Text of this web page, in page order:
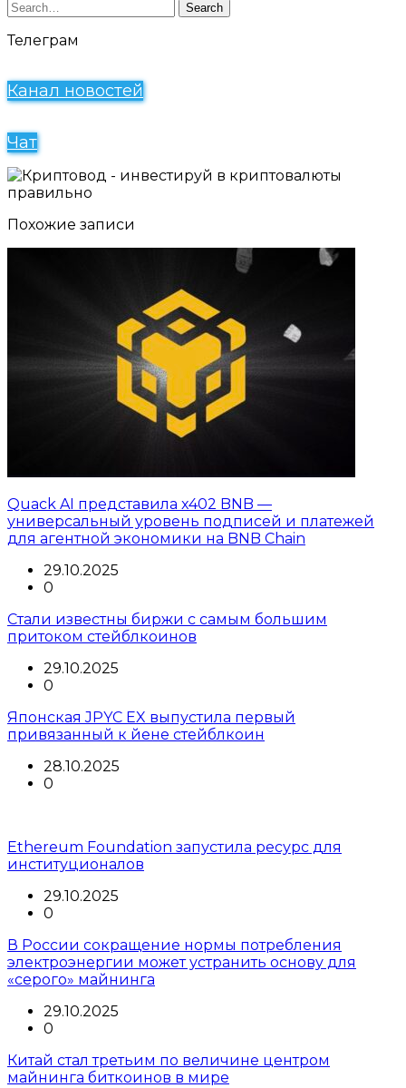
Search
Телеграм
Канал новостей
Чат
Похожие записи
Quack AI представила x402 BNB —
универсальный уровень подписей и платежей
для агентной экономики на BNB Chain
29.10.2025
0
Стали известны биржи с самым большим
притоком стейблкоинов
29.10.2025
0
Японская JPYC EX выпустила первый
привязанный к йене стейблкоин
28.10.2025
0
Ethereum Foundation запустила ресурс для
институционалов
29.10.2025
0
В России сокращение нормы потребления
электроэнергии может устранить основу для
«серого» майнинга
29.10.2025
0
Китай стал третьим по величине центром
майнинга биткоинов в мире